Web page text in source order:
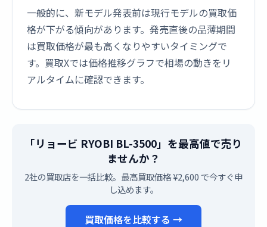
一般的に、新モデル発表前は現行モデルの買取価
格が下がる傾向があります。発売直後の品薄期間
は買取価格が最も高くなりやすいタイミングで
す。買取Xでは価格推移グラフで相場の動きをリ
アルタイムに確認できます。
「リョービ RYOBI BL-3500」を最高値で売り
ませんか？
2社の買取店を一括比較。最高買取価格 ¥2,600 で今すぐ申
し込めます。
買取価格を比較する →